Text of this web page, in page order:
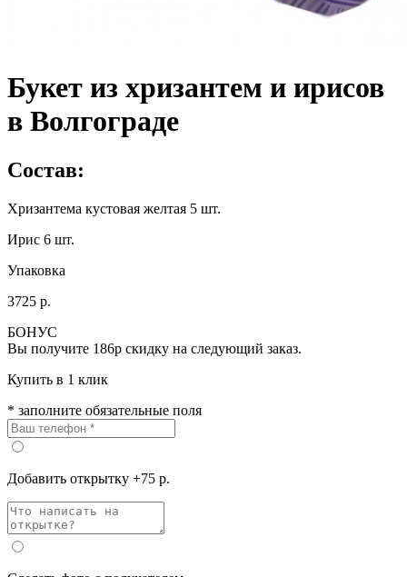
Букет из хризантем и ирисов
в Волгограде
Состав:
Хризантема кустовая желтая 5 шт.
Ирис 6 шт.
Упаковка
3725 р.
БОНУС
Вы получите 186р скидку на следующий заказ.
Купить в 1 клик
* заполните обязательные поля
Добавить открытку +75 р.